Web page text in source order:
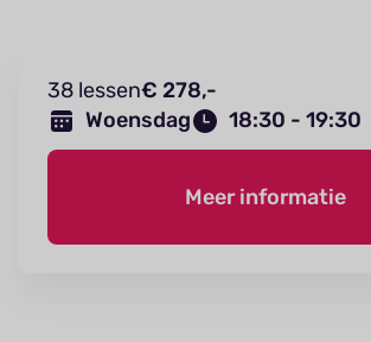
38 lessen€ 278,-
Woensdag
18:30 - 19:30
Meer informatie